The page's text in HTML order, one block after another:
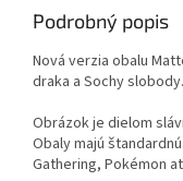
Podrobný popis
Nová verzia obalu
draka a Sochy slobody.
Obrázok je dielom
Obaly majú
Gathering, Pokémon